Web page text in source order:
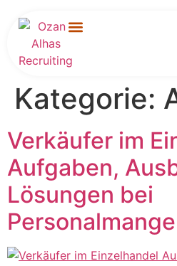
Kategorie:
Verkäufer im
Aufgaben,
Lösungen bei